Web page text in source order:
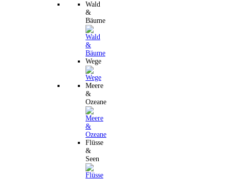
Wald
&
Bäume
Wege
Meere
&
Ozeane
Flüsse
&
Seen